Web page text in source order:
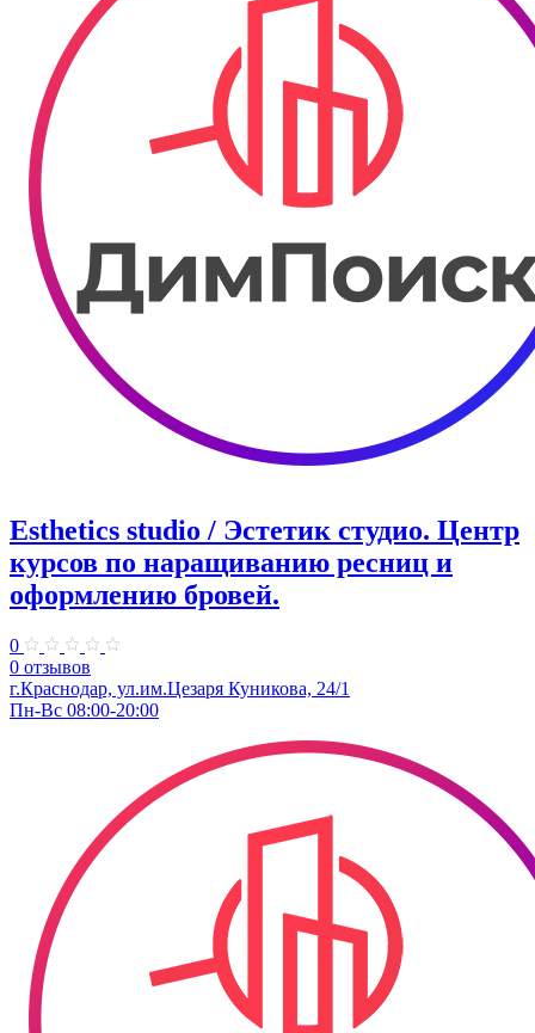
Esthetics studio / Эстетик студио. ​Центр
курсов по наращиванию ресниц и
оформлению бровей.
0
0 отзывов
г.Краснодар, ул.​им.Цезаря Куникова, 24/1
Пн-Вс 08:00-20:00